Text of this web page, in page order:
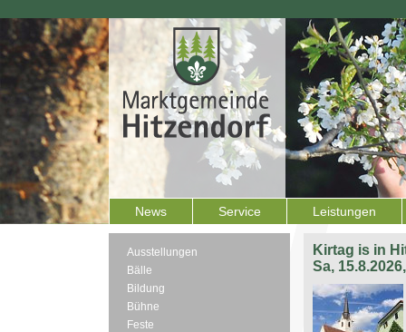
News Service Leistungen
Ausstellungen
Bälle
Bildung
Bühne
Feste
Kirtag is in
Sa,